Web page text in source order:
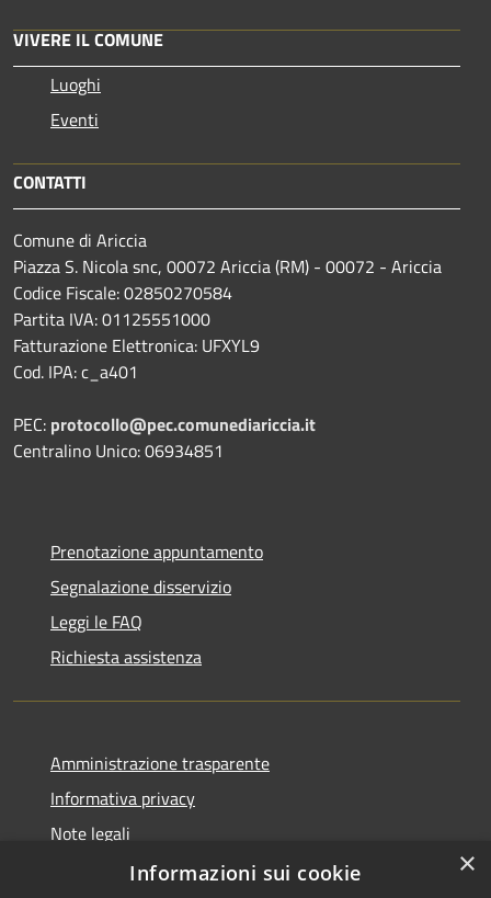
VIVERE IL COMUNE
Luoghi
Eventi
CONTATTI
Comune di Ariccia
Piazza S. Nicola snc, 00072 Ariccia (RM) - 00072 - Ariccia
Codice Fiscale: 02850270584
Partita IVA: 01125551000
Fatturazione Elettronica: UFXYL9
Cod. IPA: c_a401
PEC: protocollo@pec.comunediariccia.it
Centralino Unico: 06934851
Prenotazione appuntamento
Segnalazione disservizio
Leggi le FAQ
Richiesta assistenza
Amministrazione trasparente
Informativa privacy
Note legali
Dichiarazione di accessibilità
×
Informazioni sui cookie